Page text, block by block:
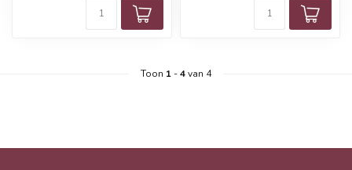
Toon 1 -4van 4